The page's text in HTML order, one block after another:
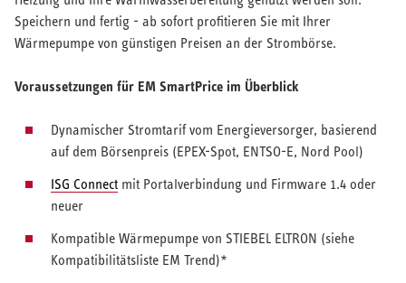
Speichern und fertig - ab sofort profitieren Sie mit Ihrer
Wärmepumpe von günstigen Preisen an der Strombörse.
Voraussetzungen für EM SmartPrice im Überblick
Dynamischer Stromtarif vom Energieversorger, basierend
auf dem Börsenpreis (EPEX-Spot, ENTSO-E, Nord Pool)
ISG Connect mit Portalverbindung und Firmware 1.4 oder
neuer
Kompatible Wärmepumpe von STIEBEL ELTRON (siehe
Kompatibilitätsliste EM Trend)*